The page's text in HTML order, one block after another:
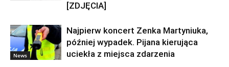
[ZDJĘCIA]
News
Najpierw koncert Zenka Martyniuka,
później wypadek. Pijana kierująca
uciekła z miejsca zdarzenia